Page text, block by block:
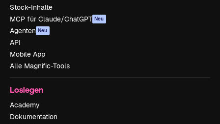
Stock-Inhalte
MCP für Claude/ChatGPT Neu
Agenten Neu
API
Mobile App
Alle Magnific-Tools
Loslegen
Academy
Dokumentation